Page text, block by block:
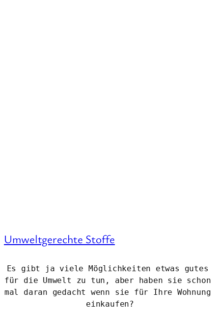
Umweltgerechte Stoffe
Es gibt ja viele Möglichkeiten etwas gutes
für die Umwelt zu tun, aber haben sie schon
mal daran gedacht wenn sie für Ihre Wohnung
einkaufen?